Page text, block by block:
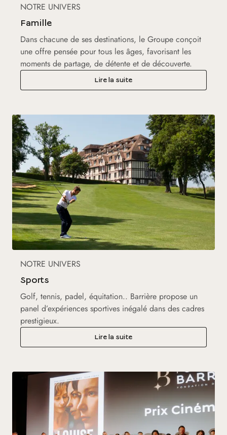
NOTRE UNIVERS
Famille
Dans chacune de ses destinations, le Groupe conçoit
une offre pensée pour tous les âges, favorisant les
moments de partage, de détente et de découverte.
Lire la suite
NOTRE UNIVERS
Sports
Golf, tennis, padel, équitation.. Barrière propose un
panel d’expériences sportives inégalé dans des cadres
prestigieux.
Lire la suite